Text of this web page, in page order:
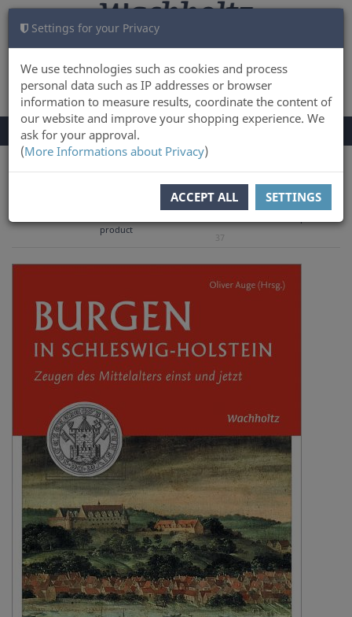
Settings for your Privacy
We use technologies such as cookies and process
personal data such as IP addresses or browser
information to measure results, coordinate the content of
our website and improve your shopping experience. We
ask for your approval.
(More Informations about Privacy)
ACCEPT ALL SETTINGS
LOG IN CART 0
TOGGLE
NAVIGATION
Menu
product
37